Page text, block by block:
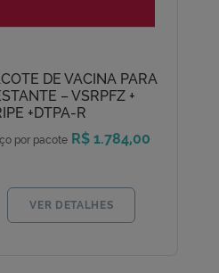
DE VACINA PARA
– VSRPFZ +
+DTPA-R
por pacote R$ 1.784,00
VER DETALHES